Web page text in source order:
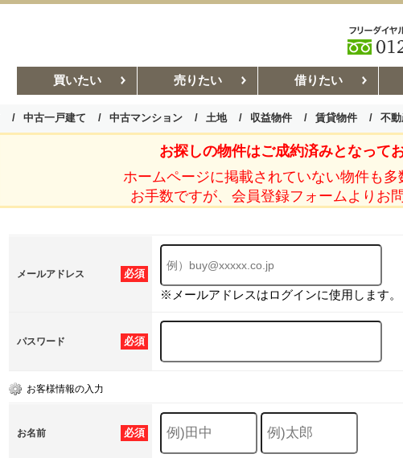
買いたい 売りたい 借りたい
中古一戸建て 中古マンション 土地 収益物件 賃貸物件 不
お部屋探しコラム 賃貸管理コ
お探しの物件はご成約済みとなってお
ホームページに掲載されていない物件も多
お手数ですが、会員登録フォームよりお
必須
メールアドレス
※メールアドレスはログインに使用します。
必須
パスワード
お客様情報の入力
必須
お名前